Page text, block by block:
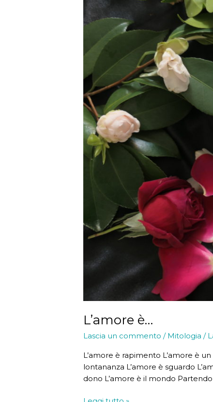
L’amore è…
Lascia un commento / Mitologia /
L’amore è rapimento L’amore è
lontananza L’amore è sguardo
dono L’amore è il mondo